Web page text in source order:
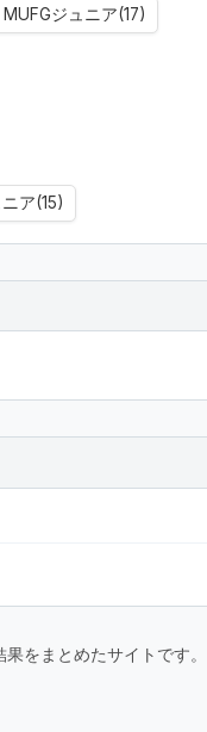
MUFGジュニア(17)
ア(15)
をまとめたサイトです。